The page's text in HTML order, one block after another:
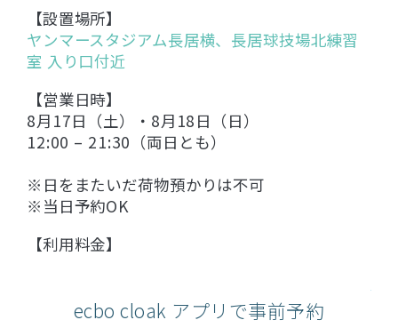
【設置場所】
ヤンマースタジアム長居横、長居球技場北練習
室 入り口付近
【営業日時】
8月17日（土）・8月18日（日）
12:00 – 21:30（両日とも）
※日をまたいだ荷物預かりは不可
※当日予約OK
【利用料金】
ecbo cloak アプリで事前予約